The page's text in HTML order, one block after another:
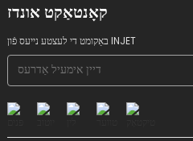
קאָנטאַקט אונדז
באַקומט די לעצטע נייעס פֿון INJET